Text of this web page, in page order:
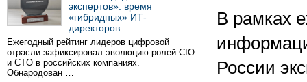
экспертов»: время
«гибридных» ИТ-
директоров
Ежегодный рейтинг лидеров цифровой
отрасли зафиксировал эволюцию ролей CIO
и CTO в российских компаниях.
Обнародован …
В рамках
России